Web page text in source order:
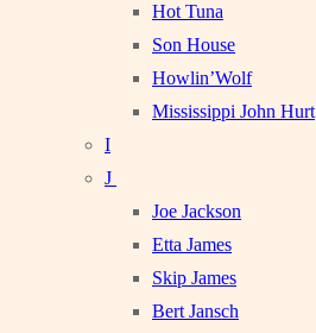
Hot Tuna
Son House
Howlin’Wolf
Mississippi John Hurt
I
J
Joe Jackson
Etta James
Skip James
Bert Jansch